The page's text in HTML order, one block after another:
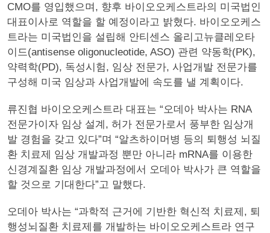
CMO를 영입했으며, 향후 바이오오케스트라의 미국법인
대표이사로 역할을 할 예정이라고 밝혔다. 바이오오케스
트라는 미국법인을 설립해 안티센스 올리고뉴클레오타
이드(antisense oligonucleotide, ASO) 관련 약동학(PK),
약력학(PD), 독성시험, 임상 전문가, 사업개발 전문가를
구성해 미국 임상과 사업개발에 속도를 낼 계획이다.
류진협 바이오오케스트라 대표는 “오데아 박사는 RNA
전문가이자 임상 설계, 허가 전문가로서 풍부한 임상개
발 경험을 갖고 있다”며 “알츠하이머병 등의 퇴행성 뇌질
환 치료제 임상 개발과정 뿐만 아니라 mRNA를 이용한
신경계질환 임상 개발과정에서 오데아 박사가 큰 역할을
할 것으로 기대한다”고 말했다.
오데아 박사는 “과학적 근거에 기반한 혁신적 치료제, 퇴
행성뇌질환 치료제를 개발하는 바이오오케스트라 연구